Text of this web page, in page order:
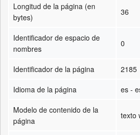
Longitud de la página (en
bytes)
36
Identificador de espacio de
nombres
0
Identificador de la página
2185
Idioma de la página
es -
Modelo de contenido de la
página
texto